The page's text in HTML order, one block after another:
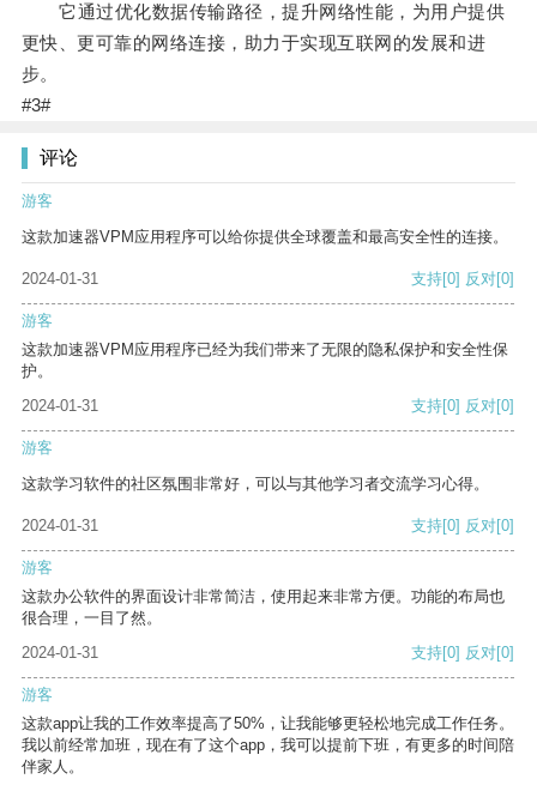
它通过优化数据传输路径，提升网络性能，为用户提供
更快、更可靠的网络连接，助力于实现互联网的发展和进
步。
#3#
评论
游客
这款加速器VPM应用程序可以给你提供全球覆盖和最高安全性的连接。
2024-01-31 支持[0] 反对[0]
游客
这款加速器VPM应用程序已经为我们带来了无限的隐私保护和安全性保
护。
2024-01-31
支持[0] 反对[0]
游客
这款学习软件的社区氛围非常好，可以与其他学习者交流学习心得。
2024-01-31 支持[0] 反对[0]
游客
这款办公软件的界面设计非常简洁，使用起来非常方便。功能的布局也
很合理，一目了然。
2024-01-31
支持[0] 反对[0]
游客
这款app让我的工作效率提高了50%，让我能够更轻松地完成工作任务。
我以前经常加班，现在有了这个app，我可以提前下班，有更多的时间陪
伴家人。